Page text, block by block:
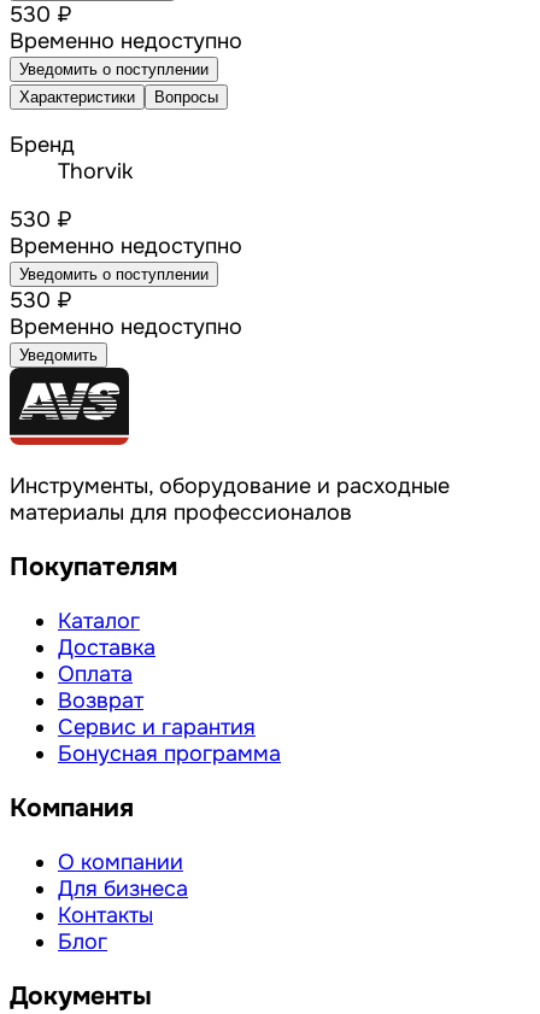
530 ₽
Временно недоступно
Уведомить о поступлении
Характеристики
Вопросы
Бренд
Thorvik
530 ₽
Временно недоступно
Уведомить о поступлении
530 ₽
Временно недоступно
Уведомить
Инструменты, оборудование и расходные
материалы для профессионалов
Покупателям
Каталог
Доставка
Оплата
Возврат
Сервис и гарантия
Бонусная программа
Компания
О компании
Для бизнеса
Контакты
Блог
Документы